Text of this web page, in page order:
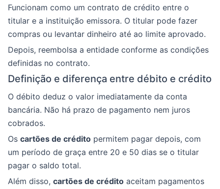
Funcionam como um contrato de crédito entre o
titular e a instituição emissora. O titular pode fazer
compras ou levantar dinheiro até ao limite aprovado.
Depois, reembolsa a entidade conforme as condições
definidas no contrato.
Definição e diferença entre débito e crédito
O débito deduz o valor imediatamente da conta
bancária. Não há prazo de pagamento nem juros
cobrados.
Os cartões de crédito permitem pagar depois, com
um período de graça entre 20 e 50 dias se o titular
pagar o saldo total.
Além disso, cartões de crédito aceitam pagamentos